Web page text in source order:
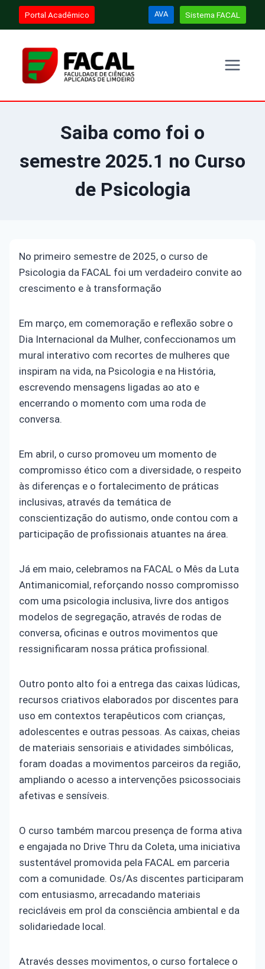
Pular
Conteúdo
Portal Acadêmico AVA Sistema FACAL
Saiba como foi o
semestre 2025.1 no Curso
de Psicologia
No primeiro semestre de 2025, o curso de
Psicologia da FACAL foi um verdadeiro convite ao
crescimento e à transformação
Em março, em comemoração e reflexão sobre o
Dia Internacional da Mulher, confeccionamos um
mural interativo com recortes de mulheres que
inspiram na vida, na Psicologia e na História,
escrevendo mensagens ligadas ao ato e
encerrando o momento com uma roda de
conversa.
Em abril, o curso promoveu um momento de
compromisso ético com a diversidade, o respeito
às diferenças e o fortalecimento de práticas
inclusivas, através da temática de
conscientização do autismo, onde contou com a
participação de profissionais atuantes na área.
Já em maio, celebramos na FACAL o Mês da Luta
Antimanicomial, reforçando nosso compromisso
com uma psicologia inclusiva, livre dos antigos
modelos de segregação, através de rodas de
conversa, oficinas e outros movimentos que
ressignificaram nossa prática profissional.
Outro ponto alto foi a entrega das caixas lúdicas,
recursos criativos elaborados por discentes para
uso em contextos terapêuticos com crianças,
adolescentes e outras pessoas. As caixas, cheias
de materiais sensoriais e atividades simbólicas,
foram doadas a movimentos parceiros da região,
ampliando o acesso a intervenções psicossociais
afetivas e sensíveis.
O curso também marcou presença de forma ativa
e engajada no Drive Thru da Coleta, uma iniciativa
sustentável promovida pela FACAL em parceria
com a comunidade. Os/As discentes participaram
com entusiasmo, arrecadando materiais
recicláveis em prol da consciência ambiental e da
solidariedade local.
Através desses movimentos, o curso fortalece o